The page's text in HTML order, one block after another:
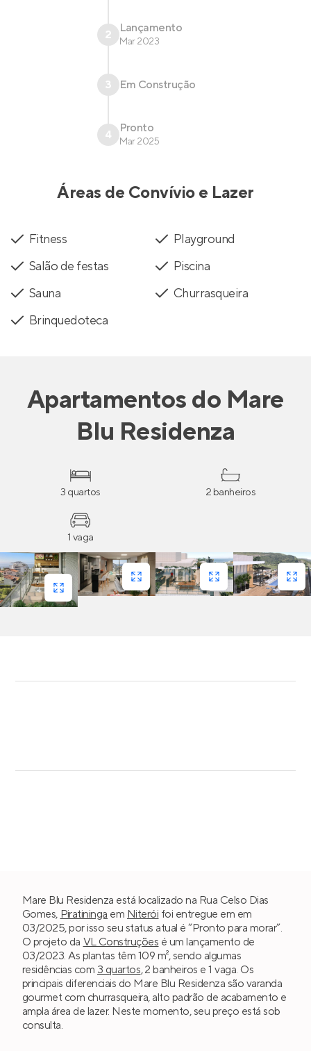
2 Lançamento
Mar 2023
3 Em Construção
4 Pronto
Mar 2025
Áreas de Convívio e Lazer
Fitness
Playground
Salão de festas
Piscina
Sauna
Churrasqueira
Brinquedoteca
Apartamentosdo Mare
Blu Residenza
3 quartos 2 banheiros
1 vaga
Mare Blu Residenza está localizado na Rua Celso Dias
Gomes, Piratininga em Niterói foi entregue em em
03/2025, por isso seu status atual é “Pronto para morar”.
O projeto da VL Construções é um lançamento de
03/2023. As plantas têm 109 m², sendo algumas
residências com 3 quartos, 2 banheiros e 1 vaga. Os
principais diferenciais do Mare Blu Residenza são varanda
gourmet com churrasqueira, alto padrão de acabamento e
ampla área de lazer. Neste momento, seu preço está sob
consulta.